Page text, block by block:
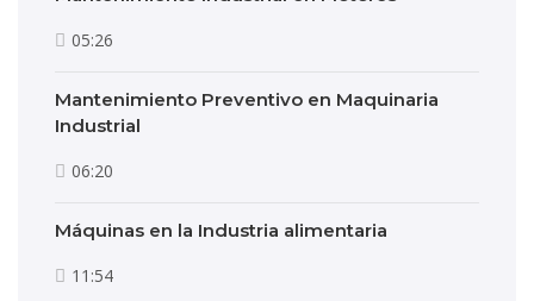
05:26
Mantenimiento Preventivo en Maquinaria
Industrial
06:20
Máquinas en la Industria alimentaria
11:54